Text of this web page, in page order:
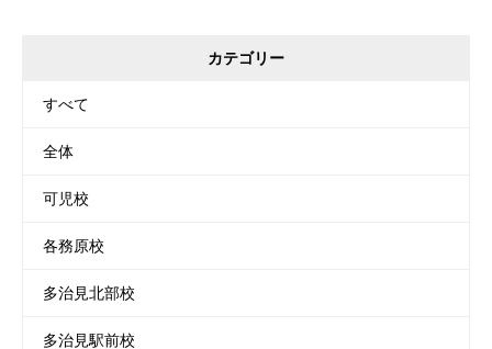
カテゴリー
すべて
全体
可児校
各務原校
多治見北部校
多治見駅前校